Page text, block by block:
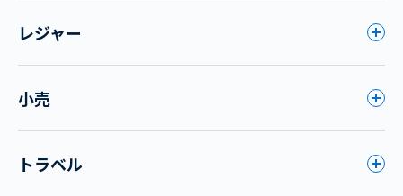
レジャー
小売
トラベル